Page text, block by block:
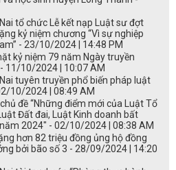
tổ chức Lễ kết nạp Luật sư đợt
kỷ niệm chương “Vì sự nghiệp
- 23/10/2024 | 14:48 PM
kỷ niệm 79 năm Ngày truyền
11/10/2024 | 10:07 AM
tuyên truyền phổ biến pháp luật
10/2024 | 08:49 AM
đề “Những điểm mới của Luật Tổ
Đất đai, Luật Kinh doanh bất
2024" - 02/10/2024 | 08:38 AM
hơn 82 triệu đồng ủng hộ đồng
bởi bão số 3 - 28/09/2024 | 14:20